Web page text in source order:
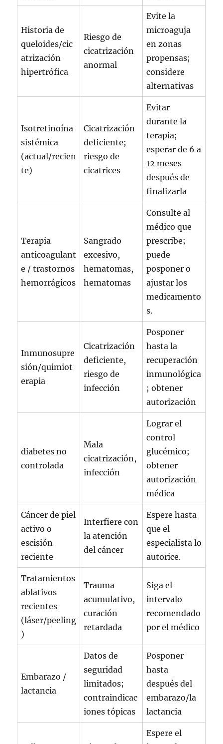
Historia de
queloides/cic
atrización
hipertrófica
Riesgo de
cicatrización
anormal
Evite la
microaguja
en zonas
propensas;
considere
alternativas
Isotretinoína
sistémica
(actual/recien
te)
Cicatrización
deficiente;
riesgo de
cicatrices
Evitar
durante la
terapia;
esperar de 6 a
12 meses
después de
finalizarla
Terapia
anticoagulant
e / trastornos
hemorrágicos
Sangrado
excesivo,
hematomas,
hematomas
Consulte al
médico que
prescribe;
puede
posponer o
ajustar los
medicamento
s.
Inmunosupre
sión/quimiot
erapia
Cicatrización
deficiente,
riesgo de
infección
Posponer
hasta la
recuperación
inmunológica
; obtener
autorización
diabetes no
controlada
Mala
cicatrización,
infección
Lograr el
control
glucémico;
obtener
autorización
médica
Cáncer de piel
activo o
escisión
reciente
Interfiere con
la atención
del cáncer
Espere hasta
que el
especialista lo
autorice.
Tratamientos
ablativos
recientes
(láser/peeling
)
Trauma
acumulativo,
curación
retardada
Siga el
intervalo
recomendado
por el médico
Embarazo /
lactancia
Datos de
seguridad
limitados;
contraindicac
iones tópicas
Posponer
hasta
después del
embarazo/la
lactancia
Espere el